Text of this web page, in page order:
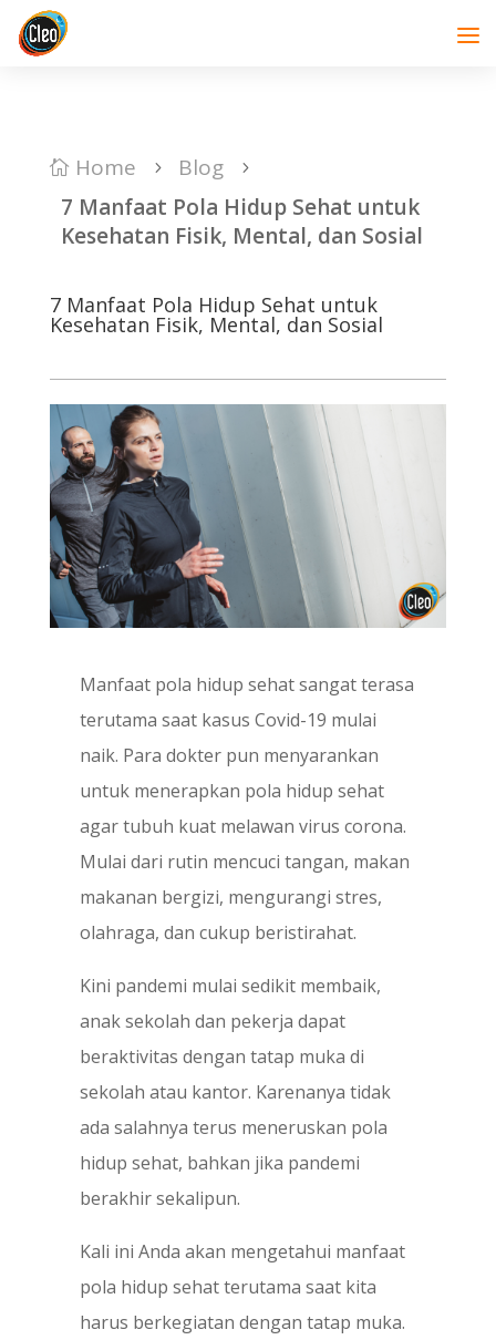
 Home 5 Blog 5
7 Manfaat Pola Hidup Sehat untuk
Kesehatan Fisik, Mental, dan Sosial
7 Manfaat Pola Hidup Sehat untuk
Kesehatan Fisik, Mental, dan Sosial
Manfaat pola hidup sehat sangat terasa
terutama saat kasus Covid-19 mulai
naik. Para dokter pun menyarankan
untuk menerapkan pola hidup sehat
agar tubuh kuat melawan virus corona.
Mulai dari rutin mencuci tangan, makan
makanan bergizi, mengurangi stres,
olahraga, dan cukup beristirahat.
Kini pandemi mulai sedikit membaik,
anak sekolah dan pekerja dapat
beraktivitas dengan tatap muka di
sekolah atau kantor. Karenanya tidak
ada salahnya terus meneruskan pola
hidup sehat, bahkan jika pandemi
berakhir sekalipun.
Kali ini Anda akan mengetahui manfaat
pola hidup sehat terutama saat kita
harus berkegiatan dengan tatap muka.